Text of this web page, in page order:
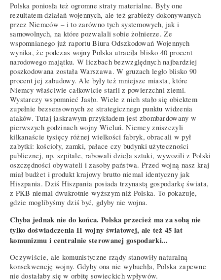
Polska poniosła też ogromne straty materialne. Były one
rezultatem działań wojennych, ale też grabieży dokonywanych
przez Niemców – i to zarówno tych systemowych, jak i
samowolnych, na które pozwalali sobie żołnierze. Ze
wspomnianego już raportu Biura Odszkodowań Wojennych
wynika, że podczas wojny Polska utraciła blisko 40 procent
narodowego majątku. W liczbach bezwzględnych najbardziej
poszkodowana została Warszawa. W gruzach legło blisko 90
procent jej zabudowy. Ale były też mniejsze miasta, które
Niemcy właściwie całkowicie starli z powierzchni ziemi.
Wystarczy wspomnieć Jasło. Wiele z nich stało się obiektem
zupełnie bezsensownych ze strategicznego punktu widzenia
ataków. Tutaj jaskrawym przykładem jest zbombardowany w
pierwszych godzinach wojny Wieluń. Niemcy zniszczyli
kilkanaście tysięcy różnej wielkości fabryk, obracali w pył
zabytki: kościoły, zamki, pałace czy budynki użyteczności
publicznej, np. szpitale, rabowali dzieła sztuki, wywozili z Polski
oszczędności obywateli i zasoby państwa. Przed wojną nasz kraj
miał budżet i produkt krajowy brutto niemal identyczny jak
Hiszpania. Dziś Hiszpania posiada trzynastą gospodarkę świata,
z PKB niemal dwukrotnie wyższym niż Polska. To pokazuje,
gdzie moglibyśmy dziś być, gdyby nie wojna.
Chyba jednak nie do końca. Polska przecież ma za sobą nie
tylko doświadczenia II wojny światowej, ale też 45 lat
komunizmu i centralnie sterowanej gospodarki...
Oczywiście, ale komunistyczne rządy stanowiły naturalną
konsekwencję wojny. Gdyby ona nie wybuchła, Polska zapewne
nie dostałaby się w orbitę sowieckich wpływów.